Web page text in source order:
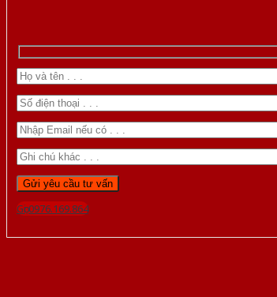
Gọi 0976.169.864